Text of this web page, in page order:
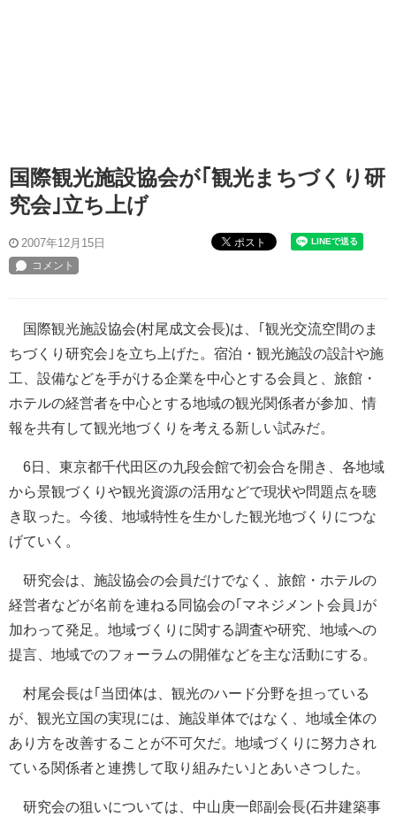
国際観光施設協会が｢観光まちづくり研
究会｣立ち上げ
2007年12月15日 ポスト
国際観光施設協会(村尾成文会長)は、｢観光交流空間のま
ちづくり研究会｣を立ち上げた。宿泊・観光施設の設計や施
工、設備などを手がける企業を中心とする会員と、旅館・
ホテルの経営者を中心とする地域の観光関係者が参加、情
報を共有して観光地づくりを考える新しい試みだ。
6日、東京都千代田区の九段会館で初会合を開き、各地域
から景観づくりや観光資源の活用などで現状や問題点を聴
き取った。今後、地域特性を生かした観光地づくりにつな
げていく。
研究会は、施設協会の会員だけでなく、旅館・ホテルの
経営者などが名前を連ねる同協会の｢マネジメント会員｣が
加わって発足。地域づくりに関する調査や研究、地域への
提言、地域でのフォーラムの開催などを主な活動にする。
村尾会長は｢当団体は、観光のハード分野を担っている
が、観光立国の実現には、施設単体ではなく、地域全体の
あり方を改善することが不可欠だ。地域づくりに努力され
ている関係者と連携して取り組みたい｣とあいさつした。
研究会の狙いについては、中山庚一郎副会長(石井建築事